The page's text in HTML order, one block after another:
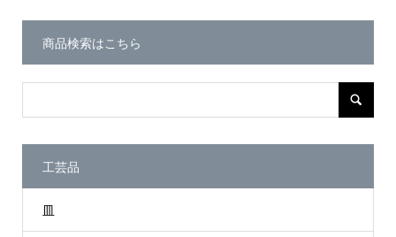
商品検索はこちら
工芸品
皿